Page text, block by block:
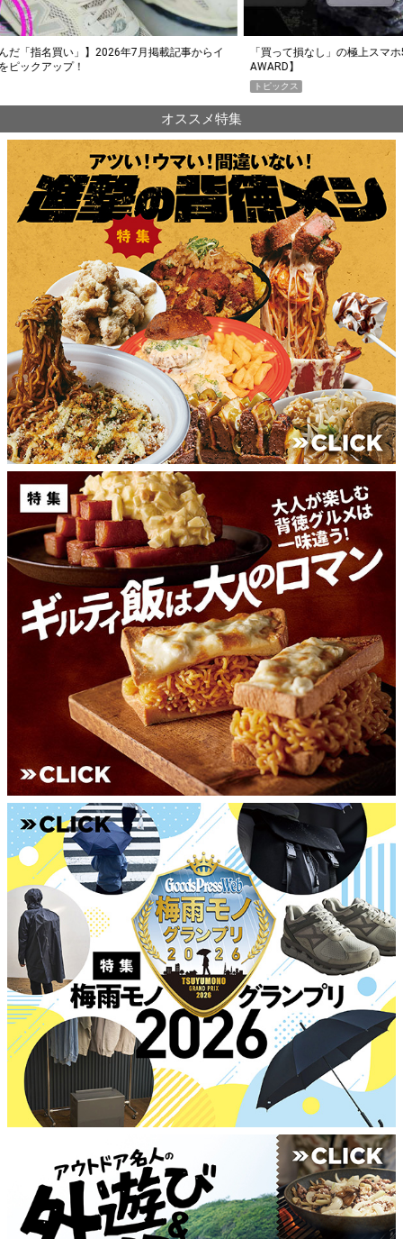
イ
「買って損なし」の極上スマホ5選【GoodsPress 2026上半期
AWARD】
薄着
オススメ特集